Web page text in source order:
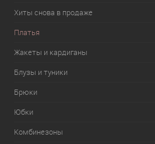
Хиты снова в продаже
Платья
Жакеты и кардиганы
Блузы и туники
Брюки
Юбки
Комбинезоны